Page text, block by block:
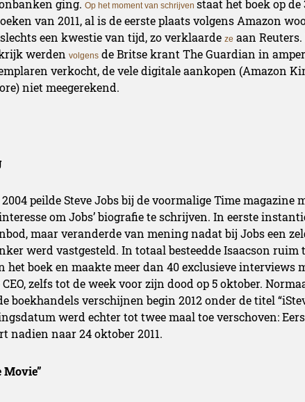
ging. Op het moment van schrijven staat het boek op
van 2011, al is de eerste plaats volgens Amazon
een kwestie van tijd, zo verklaarde ze aan
werden volgens de Britse krant The Guardian in
verkocht, de vele digitale aankopen (Amazon
niet meegerekend.
peilde Steve Jobs bij de voormalige Time magazine
om Jobs’ biografie te schrijven. In eerste
maar veranderde van mening nadat bij Jobs een
werd vastgesteld. In totaal besteedde Isaacson ruim
het boek en maakte meer dan 40 exclusieve interviews
zelfs tot de week voor zijn dood op 5 oktober.
boekhandels verschijnen begin 2012 onder de titel
werd echter tot twee maal toe verschoven:
nadien naar 24 oktober 2011.
Movie”